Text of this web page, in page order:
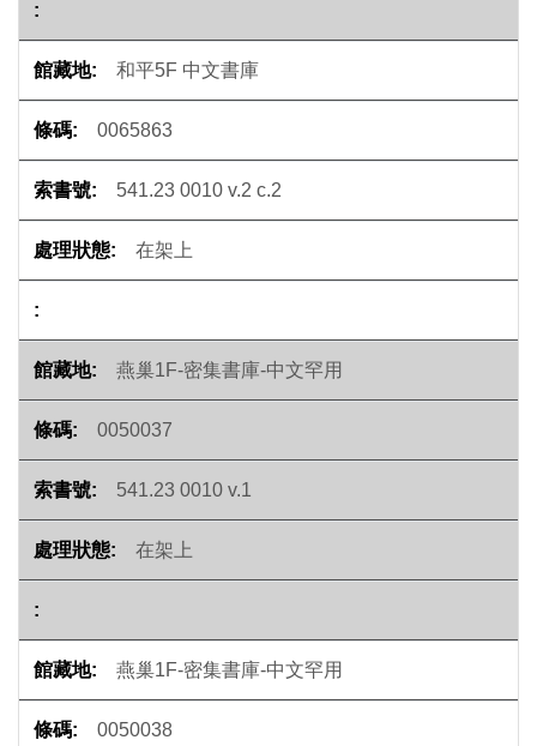
和平5F 中文書庫
0065863
541.23 0010 v.2 c.2
在架上
燕巢1F-密集書庫-中文罕用
0050037
541.23 0010 v.1
在架上
燕巢1F-密集書庫-中文罕用
0050038